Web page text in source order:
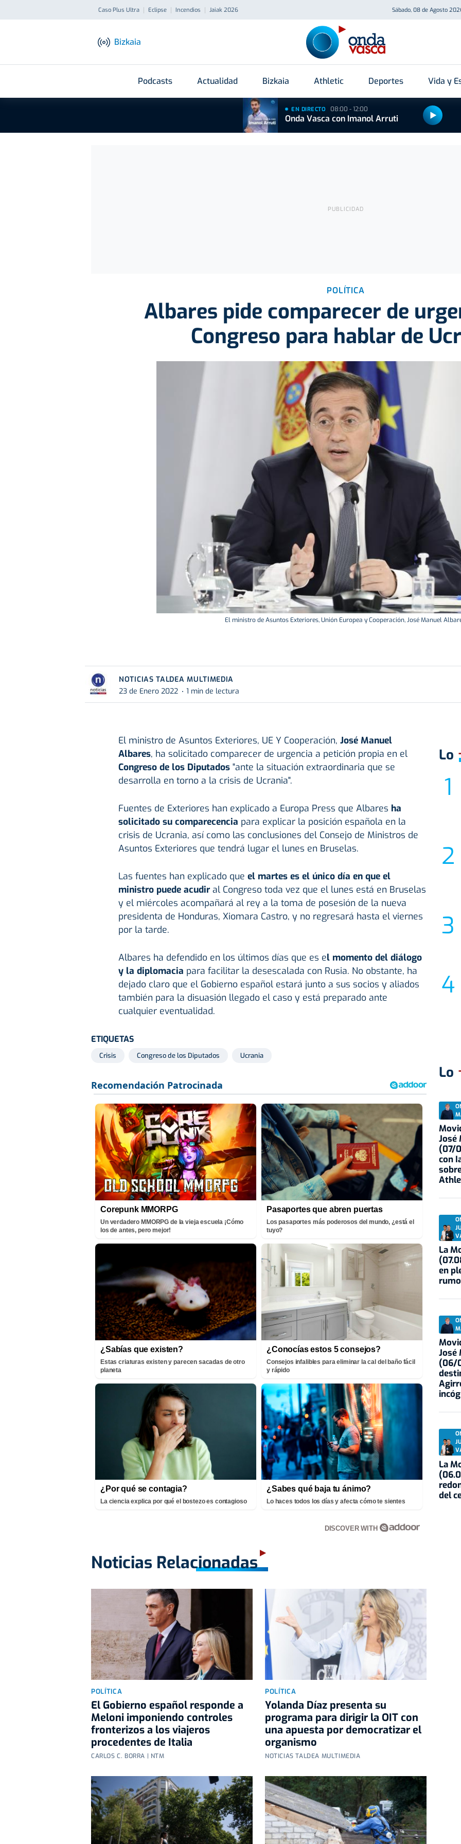
Caso Plus Ultra Eclipse Incendios Jaiak 2026 Sábado, 08 de Agosto
Bizkaia
Podcasts Actualidad Bizkaia Athletic Deportes Vida y
EN DIRECTO 08:00 - 12:00
Onda Vasca con Imanol Arruti
POLÍTICA
Albares pide comparecer de
Congreso para hablar de
El ministro de Asuntos Exteriores, Unión Europea y Cooperación, José Manuel
NOTICIAS TALDEA MULTIMEDIA
23 de Enero 2022
1 min de lectura
El ministro de Asuntos Exteriores, UE Y Cooperación, José Manuel
Albares, ha solicitado comparecer de urgencia a petición propia en el
Congreso de los Diputados"ante la situación extraordinaria que se
desarrolla en torno a la crisis de Ucrania".
Fuentes de Exteriores han explicado a Europa Press que Albares ha
solicitado su comparecencia para explicar la posición española en la
crisis de Ucrania, así como las conclusiones del Consejo de Ministros de
Asuntos Exteriores que tendrá lugar el lunes en Bruselas.
Las fuentes han explicado que el martes es el único día en que el
ministro puede acudiral Congreso toda vez que el lunes está en Bruselas
y el miércoles acompañará al rey a la toma de posesión de la nueva
presidenta de Honduras, Xiomara Castro, y no regresará hasta el viernes
por la tarde.
Albares ha defendido en los últimos días que es el momento del diálogo
y la diplomacia para facilitar la desescalada con Rusia. No obstante, ha
dejado claro que el Gobierno español estará junto a sus socios y aliados
también para la disuasión llegado el caso y está preparado ante
cualquier eventualidad.
ETIQUETAS
Crisis Congreso de los Diputados Ucrania
Corepunk MMORPG
Un verdadero MMORPG de la vieja escuela ¡Cómo
los de antes, pero mejor!
Pasaportes que abren puertas
Los pasaportes más poderosos del mundo, ¿está el
tuyo?
¿Sabías que existen?
Estas criaturas existen y parecen sacadas de otro
planeta
¿Conocías estos 5 consejos?
Consejos infalibles para eliminar la cal del baño fácil
y rápido
¿Por qué se contagia?
La ciencia explica por qué el bostezo es contagioso
¿Sabes qué baja tu ánimo?
Lo haces todos los días y afecta cómo te sientes
DISCOVER WITH
Noticias Relacionadas
POLÍTICA
El Gobierno español responde a
Meloni imponiendo controles
fronterizos a los viajeros
procedentes de Italia
CARLOS C. BORRA | NTM
POLÍTICA
Yolanda Díaz presenta su
programa para dirigir la OIT con
una apuesta por democratizar el
organismo
NOTICIAS TALDEA MULTIMEDIA
Lo
Lo
José
(07/
con
La
en
José
(06/
La
del